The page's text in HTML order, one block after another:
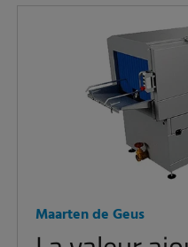
Maarten de Geus